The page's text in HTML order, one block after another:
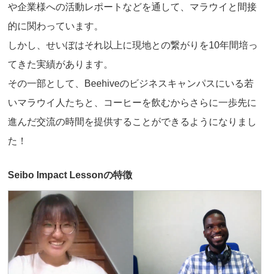
や企業様への活動レポートなどを通して、マラウイと間接
的に関わっています。
しかし、せいぼはそれ以上に現地との繋がりを10年間培っ
てきた実績があります。
その一部として、Beehiveのビジネスキャンパスにいる若
いマラウイ人たちと、コーヒーを飲むからさらに一歩先に
進んだ交流の時間を提供することができるようになりまし
た！
Seibo Impact Lessonの特徴